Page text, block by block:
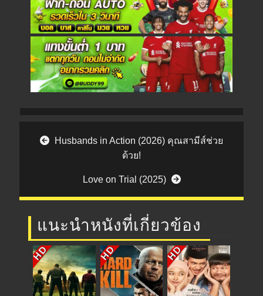
Post navigation
Husbands in Action (2026) คุณสามีส์ช่วย
ด้วย!
Love on Trial (2025)
แนะนำหนังที่เกี่ยวข้อง
HD HD HD